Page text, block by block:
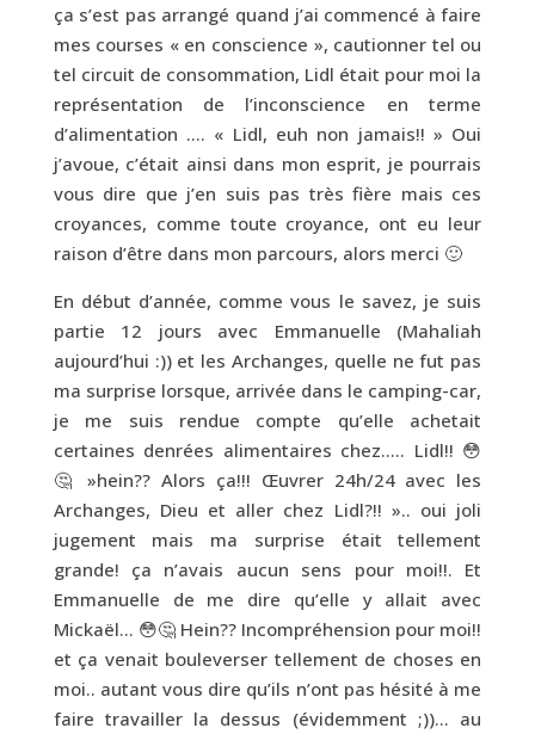
ça s’est pas arrangé quand j’ai commencé à faire
mes courses « en conscience », cautionner tel ou
tel circuit de consommation, Lidl était pour moi la
représentation de l’inconscience en terme
d’alimentation …. « Lidl, euh non jamais!! » Oui
j’avoue, c’était ainsi dans mon esprit, je pourrais
vous dire que j’en suis pas très fière mais ces
croyances, comme toute croyance, ont eu leur
raison d’être dans mon parcours, alors merci 🙂
En début d’année, comme vous le savez, je suis
partie 12 jours avec Emmanuelle (Mahaliah
aujourd’hui :)) et les Archanges, quelle ne fut pas
ma surprise lorsque, arrivée dans le camping-car,
je me suis rendue compte qu’elle achetait
certaines denrées alimentaires chez….. Lidl!! 😳
🤔 »hein?? Alors ça!!! Œuvrer 24h/24 avec les
Archanges, Dieu et aller chez Lidl?!! ».. oui joli
jugement mais ma surprise était tellement
grande! ça n’avais aucun sens pour moi!!. Et
Emmanuelle de me dire qu’elle y allait avec
Mickaël… 😳🤔 Hein?? Incompréhension pour moi!!
et ça venait bouleverser tellement de choses en
moi.. autant vous dire qu’ils n’ont pas hésité à me
faire travailler la dessus (évidemment ;))… au